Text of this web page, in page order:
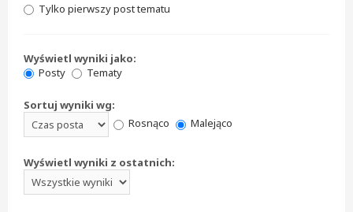
Tylko pierwszy post tematu
Wyświetl wyniki jako:
Posty
Tematy
Sortuj wyniki wg:
Rosnąco
Malejąco
Wyświetl wyniki z ostatnich: